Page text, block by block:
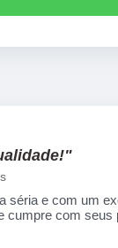
séria e com um
cumpre com seus